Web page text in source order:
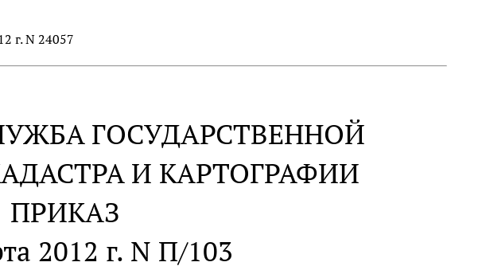
г. N 24057
ГОСУДАРСТВЕННОЙ
И КАРТОГРАФИИ
ПРИКАЗ
2012 г. N П/103